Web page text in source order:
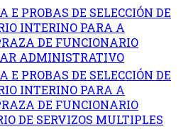
E PROBAS DE SELECCIÓN DE
INTERINO PARA A
DE FUNCIONARIO
ADMINISTRATIVO
E PROBAS DE SELECCIÓN DE
INTERINO PARA A
DE FUNCIONARIO
DE SERVIZOS MULTIPLES